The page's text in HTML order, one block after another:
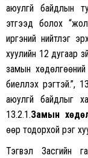
аюулгүй байдлын
этгээд болох
иргэний нийтлэг
хуулийн 12 дугаар
замын
биелүүлэх
аюулгүй байдлыг
13.2.1.Замын
өөр тодорхой үүрэг
Тэгвэл Засгийн